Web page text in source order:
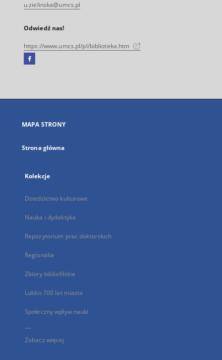
u.zielinska@umcs.pl
Odwiedź nas!
https://www.umcs.pl/pl/biblioteka.htm
Facebook
się
karcie
MAPA STRONY
Strona główna
Kolekcje
Dziedzictwo kulturowe
Nauka i dydaktyka
Repozytorium prac doktorskich
Regionalia
Zbiory bibliofilskie
Lublin 700 lat miasta
Społeczny wpływ nauki
...
Zobacz więcej